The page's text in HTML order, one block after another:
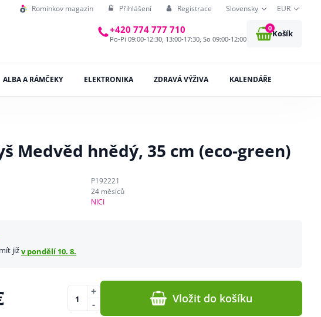
Rominkov magazín Přihlášení Registrace Slovensky EUR
+420 774 777 710
Po-Pi 09:00-12:30, 13:00-17:30, So 09:00-12:00
0
Košík
ALBA A RÁMČEKY ELEKTRONIKA ZDRAVÁ VÝŽIVA KALENDÁŘE
Medvěd hnědý, 35 cm (eco-green)
P192221
24 měsíců
NICI
jižv pondělí 10. 8.
-
+ Vložit do košíku